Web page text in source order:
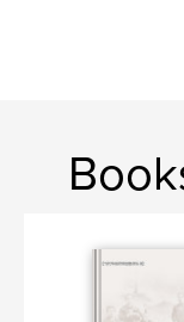
# of Pages:242
Publish Date: